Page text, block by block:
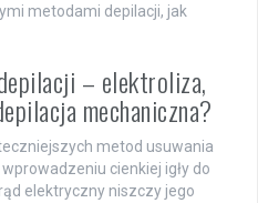
metodami depilacji, jak
– elektroliza,
mechaniczna?
metod usuwania
cienkiej igły do
elektryczny niszczy jego